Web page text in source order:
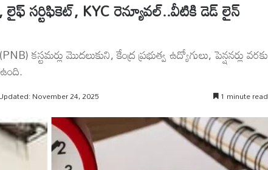
సర్టిఫికెట్, KYC రెన్యూవల్..వీటికి డెడ్ లైన్
కస్టమర్లు మొదలుకుని, కేంద్ర ప్రభుత్వ ఉద్యోగులు, పెన్షనర్లు వరకు
November 24, 2025 1 minute read